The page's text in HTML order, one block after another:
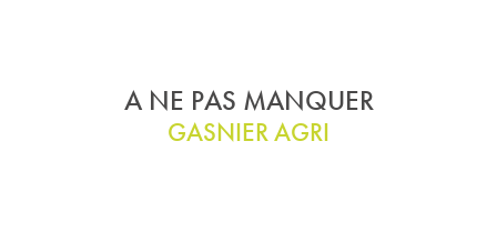
A NE PAS MANQUER
GASNIER AGRI